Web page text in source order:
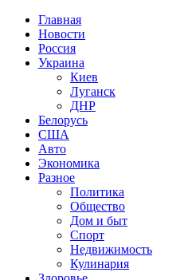
Главная
Новости
Россия
Украина
Киев
Луганск
ДНР
Белорусь
США
Авто
Экономика
Разное
Политика
Общество
Дом и быт
Спорт
Недвижимость
Кулинария